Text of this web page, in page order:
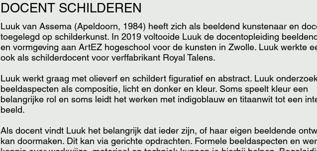
DOCENT SCHILDEREN
Luuk van Assema (Apeldoorn, 1984) heeft zich als beeldend kunstenaar en
toegelegd op schilderkunst. In 2019 voltooide Luuk de docentopleiding
en vormgeving aan ArtEZ hogeschool voor de kunsten in Zwolle. Luuk werkte
ook als schilderdocent voor verffabrikant Royal Talens.
Luuk werkt graag met olieverf en schildert figuratief en abstract. Luuk
beeldaspecten als compositie, licht en donker en kleur. Soms speelt kleur een
belangrijke rol en soms leidt het werken met indigoblauw en titaanwit tot een
beeld.
Als docent vindt Luuk het belangrijk dat ieder zijn, of haar eigen beeldende
kan doormaken. Dit kan via gerichte opdrachten. Formele beeldaspecten en